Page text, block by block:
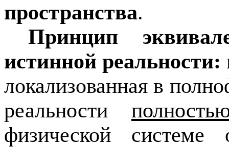
пространства.
Принцип
истинной реальности:
локализованная в
реальности
физической системе